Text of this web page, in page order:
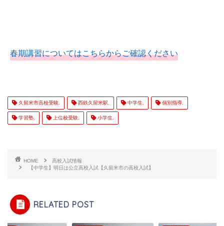
春期講習についてはこちらからご確認ください
久留米市高校受験. 西鉄久留米駅. 中学生. 個別指導.
学習塾. 上位校受験. 小学生.
HOME
高校入試情報
【中学生】明日は公立高校入試【久留米市の高校入試】
RELATED POST